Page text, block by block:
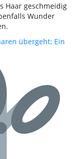
Haar geschmeidig
Wunder
übergeht: Ein